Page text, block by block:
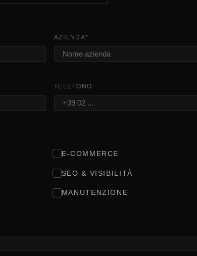
AZIENDA*
TELEFONO
E-COMMERCE
SEO & VISIBILITÀ
MANUTENZIONE